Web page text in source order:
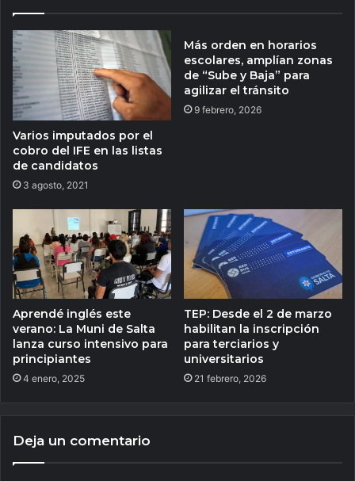
Varios imputados por el
cobro del IFE en las listas
de candidatos
3 agosto, 2021
Más orden en horarios
escolares, amplían zonas
de “Sube y Baja” para
agilizar el tránsito
9 febrero, 2026
Aprendé inglés este
verano: La Muni de Salta
lanza curso intensivo para
principiantes
4 enero, 2025
TEP: Desde el 2 de marzo
habilitan la inscripción
para terciarios y
universitarios
21 febrero, 2026
Deja un comentario